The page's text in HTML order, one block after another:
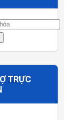
TRỰC